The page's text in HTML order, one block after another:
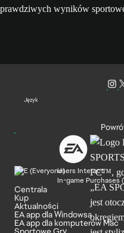
prawdziwych wyników
Język
Users Interact
In-game Purchases
Centrala
Kup
Aktualności
EA app dla Windowsa
EA app dla komputerów Mac